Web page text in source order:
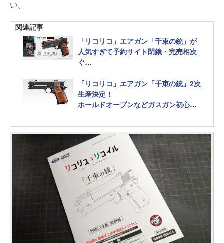
い。
関連記事
「リコリコ」エアガン「千束の銃」が
人気すぎて予約サイト閉鎖・完売相次
ぐ
「リコリコ」エアガン「千束の銃」2次
生産決定！
ホールドオープンなどガスガン初心者